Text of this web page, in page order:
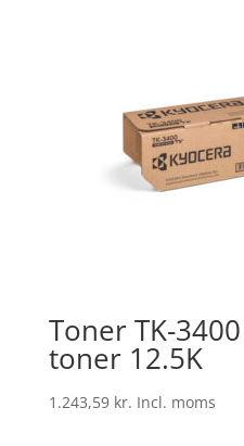
Toner TK-
toner 12.5K
1.243,59 kr. Incl. moms